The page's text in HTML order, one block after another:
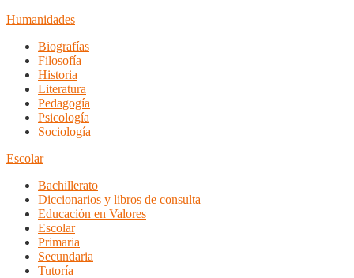
Humanidades
Biografías
Filosofía
Historia
Literatura
Pedagogía
Psicología
Sociología
Escolar
Bachillerato
Diccionarios y libros de consulta
Educación en Valores
Escolar
Primaria
Secundaria
Tutoría